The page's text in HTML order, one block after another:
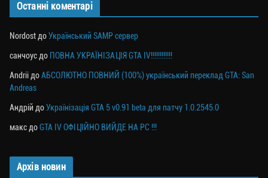
Останні коментарі
Nordost доУкраїнський SAMP сервер
санчоус до ПОВНА УКРАЇНІЗАЦІЯ GTA IV!!!!!!!!!!!!
Andrii доАБСОЛЮТНО ПОВНИЙ (100%) український переклад GTA: San
Andreas
Андрій доУкраїнізація GTA 5 v0.91 beta для патчу 1.0.2545.0
макс доGTA IV ОФІЦІЙНО ВИЙДЕ НА PC !!!
Архів новин